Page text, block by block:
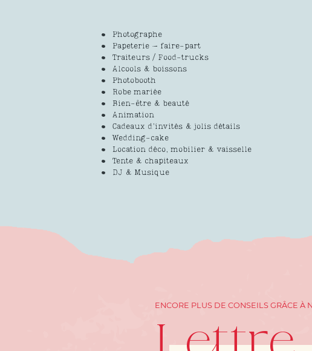
Photographe
Papeterie – faire-part
Traiteurs / Food-trucks
Alcools & boissons
Photobooth
Robe mariée
Bien-être & beauté
Animation
Cadeaux d’invités & jolis détails
Wedding-cake
Location déco, mobilier & vaisselle
Tente & chapiteaux
DJ & Musique
ENCORE PLUS DE CONSEILS GRÂCE À